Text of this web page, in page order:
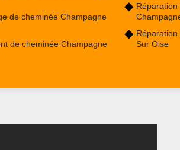
de cheminée Champagne
de cheminée Champagne
Sur Oise